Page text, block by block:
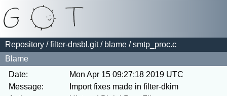
Repository /filter-dnsbl.git/ blame / smtp_proc.c
Blame
Date:
Mon Apr 15 09:27:18 2019 UTC
Message: